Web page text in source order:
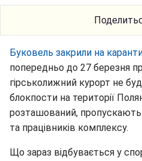
Буковель закрили на
попередньо до 27 березня
гірськолижний курорт не
блокпости на території
розташований, пропускають
та працівників комплексу.
Що зараз відбувається у